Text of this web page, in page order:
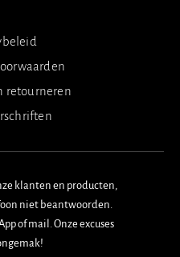
retourneren
klanten en producten,
niet beantwoorden.
of mail. Onze excuses